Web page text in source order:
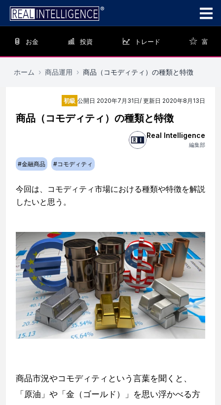
お金 投資 トレード 富
ホーム › 商品運用 › 商品（コモディティ）の種類と特徴
初級 公開日 2020年7月31日/ 更新日 2020年8月13日
商品（コモディティ）の種類と特徴
Real Intelligence
編集部
#金融商品 #コモディティ
今回は、コモディティ市場における種類や特徴を解説
したいと思う。
商品市況やコモディティという言葉を聞くと、
「原油」や「金（ゴールド）」を思い浮かべる方